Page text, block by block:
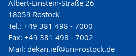
Albert-Einstein-Straße 26
18059 Rostock
Tel.: +49 381 498 - 7000
Fax: +49 381 498 - 7002
Mail: dekan.ief@uni-rostock.de